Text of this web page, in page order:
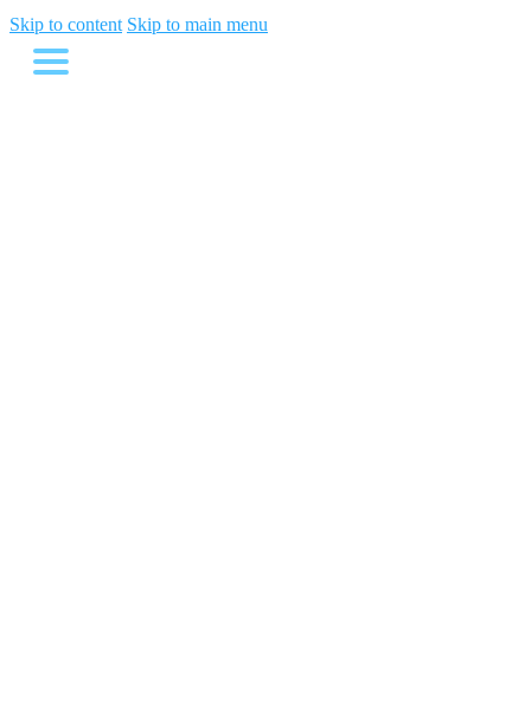
Skip to content Skip to main menu